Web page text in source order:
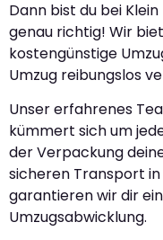
Dann bist du bei
genau richtig! Wir
kostengünstige
Umzug reibungslos
Unser erfahrenes
kümmert sich um
der Verpackung
sicheren Transport
garantieren wir dir
Umzugsabwicklung.